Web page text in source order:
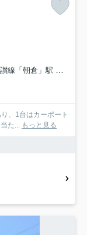
線「朝倉」駅 徒歩10分
、1台はカーポート
た... もっと見る